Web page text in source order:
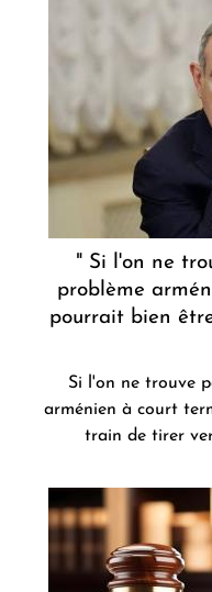
" Si l'on ne
problème
pourrait bien
Si l'on ne trouve
arménien à court
train de tirer